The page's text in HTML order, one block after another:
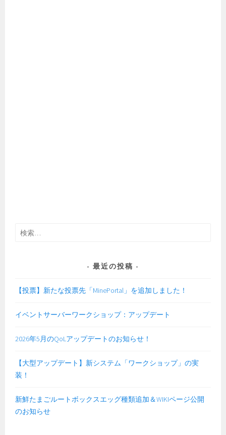
検
最近の投稿
【投票】新たな投票先「MinePortal」を追加しました！
イベントサーバーワークショップ：アップデート
2026年5月のQoLアップデートのお知らせ！
【大型アップデート】新システム「ワークショップ」の実
装！
新鮮たまごルートボックスエッグ種類追加＆WIKIページ公開
のお知らせ